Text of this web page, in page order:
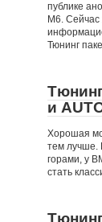
публике
M6. Сейчас
Тюнинг
и
Хорошая
тем лучше.
горами, у
стать